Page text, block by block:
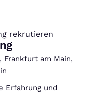
rekrutieren
Frankfurt am Main,
Erfahrung und